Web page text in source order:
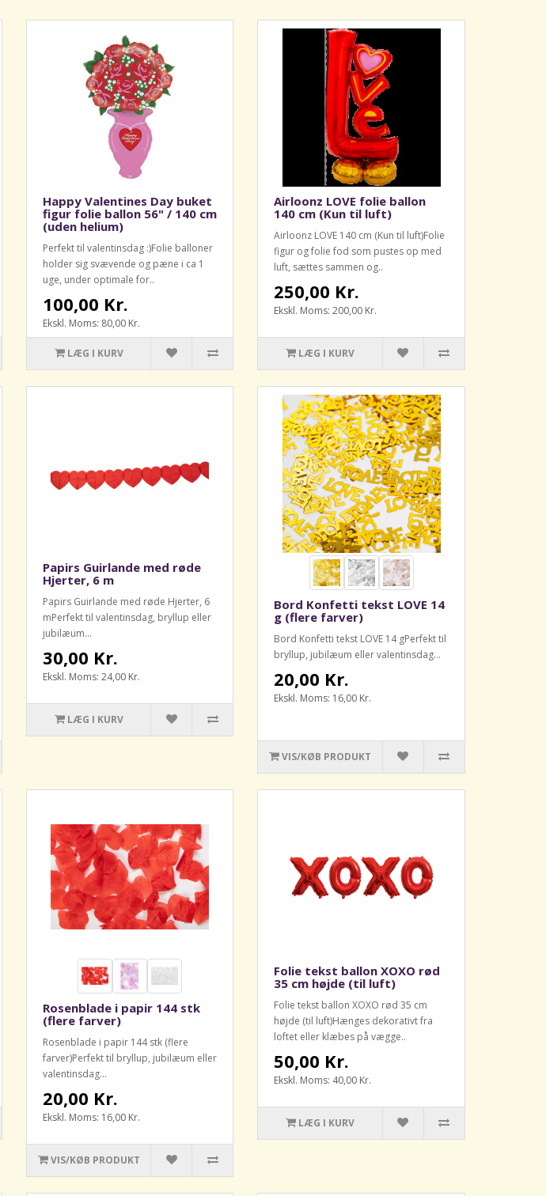
Happy Valentines Day buket
figur folie ballon 56" / 140 cm
(uden helium)
Perfekt til valentinsdag :)Folie balloner
holder sig svævende og pæne i ca 1
uge, under optimale for..
100,00 Kr.
Ekskl. Moms: 80,00 Kr.
LÆG I KURV
Airloonz LOVE folie ballon
140 cm (Kun til luft)
Airloonz LOVE 140 cm (Kun til luft)Folie
figur og folie fod som pustes op med
luft, sættes sammen og..
250,00 Kr.
Ekskl. Moms: 200,00 Kr.
LÆG I KURV
Papirs Guirlande med røde
Hjerter, 6 m
Papirs Guirlande med røde Hjerter, 6
mPerfekt til valentinsdag, bryllup eller
jubilæum...
30,00 Kr.
Ekskl. Moms: 24,00 Kr.
LÆG I KURV
Bord Konfetti tekst LOVE 14
g (flere farver)
Bord Konfetti tekst LOVE 14 gPerfekt til
bryllup, jubilæum eller valentinsdag...
20,00 Kr.
Ekskl. Moms: 16,00 Kr.
VIS/KØB PRODUKT
Rosenblade i papir 144 stk
(flere farver)
Rosenblade i papir 144 stk (flere
farver)Perfekt til bryllup, jubilæum eller
valentinsdag...
20,00 Kr.
Ekskl. Moms: 16,00 Kr.
VIS/KØB PRODUKT
Folie tekst ballon XOXO rød
35 cm højde (til luft)
Folie tekst ballon XOXO rød 35 cm
højde (til luft)Hænges dekorativt fra
loftet eller klæbes på vægge..
50,00 Kr.
Ekskl. Moms: 40,00 Kr.
LÆG I KURV